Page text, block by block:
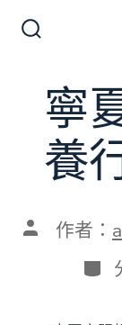
切
換
開
關寧
養
文 作者：
分
類